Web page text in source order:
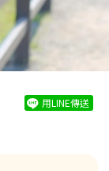
用LINE傳送